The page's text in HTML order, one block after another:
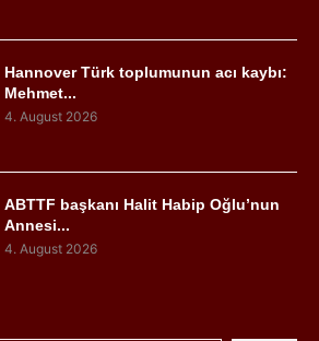
Hannover Türk toplumunun acı kaybı:
Mehmet...
4. August 2026
ABTTF başkanı Halit Habip Oğlu’nun
Annesi...
4. August 2026